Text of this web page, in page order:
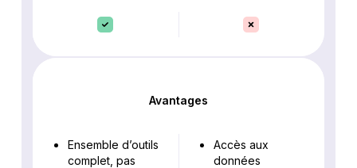
Avantages
Ensemble d’outils
complet, pas
Accès aux
données